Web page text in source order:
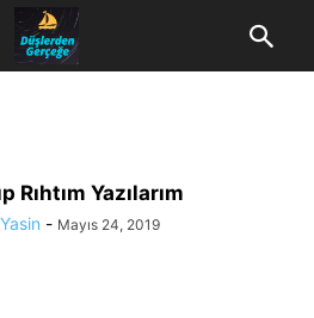
Rıhtım Yazılarım
- Mayıs 24, 2019